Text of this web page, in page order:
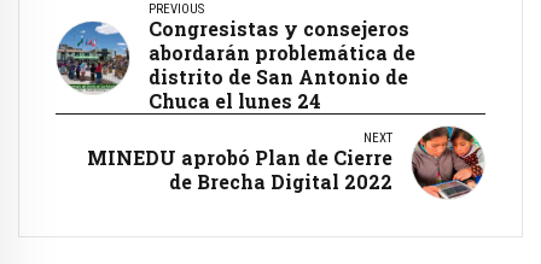
PREVIOUS
Congresistas y consejeros
abordarán problemática de
distrito de San Antonio de
Chuca el lunes 24
NEXT
MINEDU aprobó Plan de Cierre
de Brecha Digital 2022